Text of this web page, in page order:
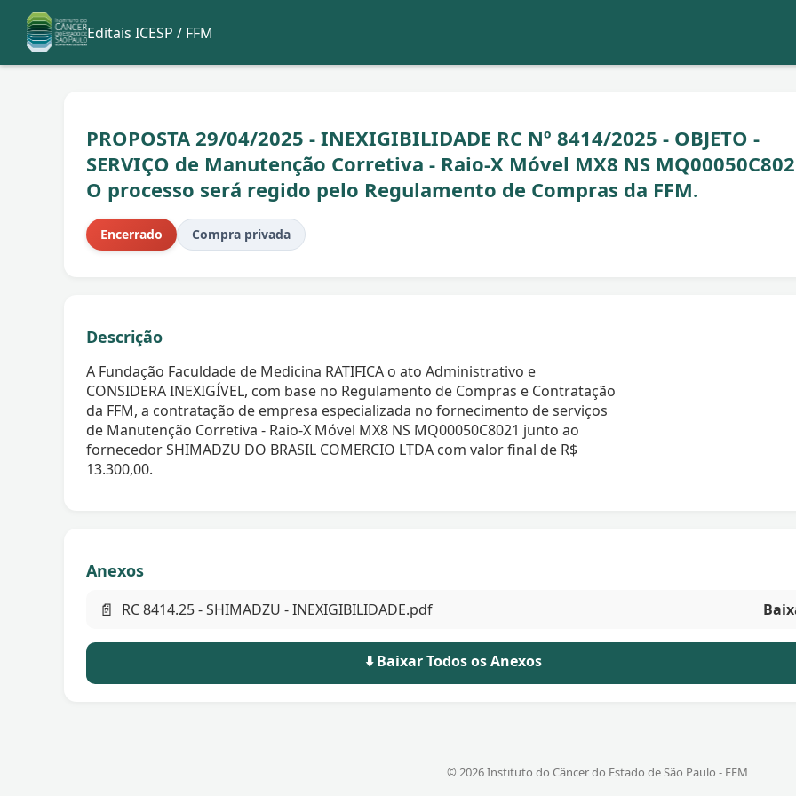
Editais ICESP / FFM
PROPOSTA 29/04/2025 - INEXIGIBILIDADE RC Nº 8414/2025 - OBJETO -
SERVIÇO de Manutenção Corretiva - Raio-X Móvel MX8 NS
O processo será regido pelo Regulamento de Compras da FFM.
Encerrado Compra privada
Descrição
A Fundação Faculdade de Medicina RATIFICA o ato Administrativo e
CONSIDERA INEXIGÍVEL, com base no Regulamento de Compras e Contratação
da FFM, a contratação de empresa especializada no fornecimento de serviços
de Manutenção Corretiva - Raio-X Móvel MX8 NS MQ00050C8021 junto ao
fornecedor SHIMADZU DO BRASIL COMERCIO LTDA com valor final de R$
13.300,00.
Anexos
📄 RC 8414.25 - SHIMADZU - INEXIGIBILIDADE.pdf
⬇️ Baixar Todos os Anexos
© 2026 Instituto do Câncer do Estado de São Paulo - FFM